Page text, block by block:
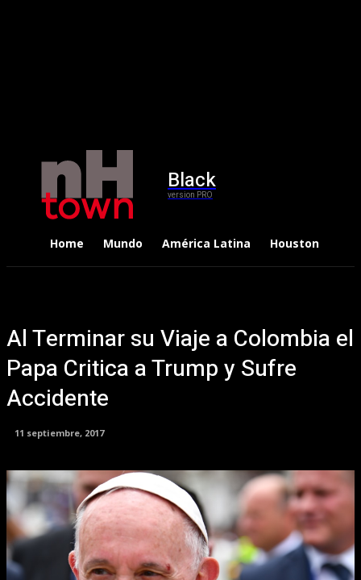
Black
version PRO
Home Mundo América Latina Houston
Al Terminar su Viaje a Colombia el
Papa Critica a Trump y Sufre
Accidente
11 septiembre, 2017